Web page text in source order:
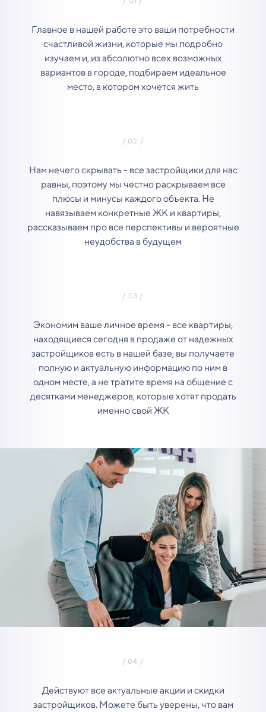
Главное в нашей работе это ваши потребности
счастливой жизни, которые мы подробно
изучаем и, из абсолютно всех возможных
вариантов в городе, подбираем идеальное
место, в котором хочется жить
Нам нечего скрывать - все застройщики для нас
равны, поэтому мы честно раскрываем все
плюсы и минусы каждого объекта. Не
навязываем конкретные ЖК и квартиры,
рассказываем про все перспективы и вероятные
неудобства в будущем
Экономим ваше личное время - все квартиры,
находящиеся сегодня в продаже от надежных
застройщиков есть в нашей базе, вы получаете
полную и актуальную информацию по ним в
одном месте, а не тратите время на общение с
десятками менеджеров, которые хотят продать
именно свой ЖК
Действуют все актуальные акции и скидки
застройщиков. Можете быть уверены, что вам